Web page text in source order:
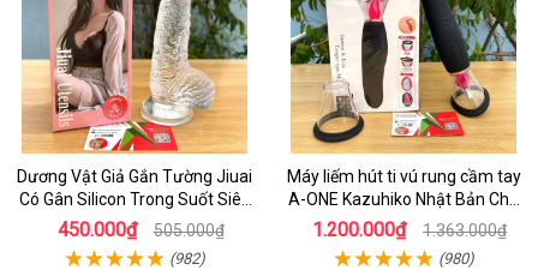
Dương Vật Giả Gắn Tường Jiuai
Có Gân Silicon Trong Suốt Siêu
Mềm
450.000₫ 505.000₫
(982)
Máy liếm hút ti vú rung cầm tay
A-ONE Kazuhiko Nhật Bản Cho
Nữ massage
1.200.000₫ 1.363.000₫
(980)